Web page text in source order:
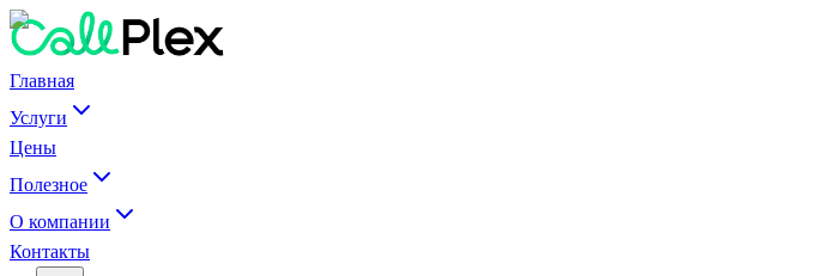
Главная
Услуги
Цены
Полезное
О компании
Контакты